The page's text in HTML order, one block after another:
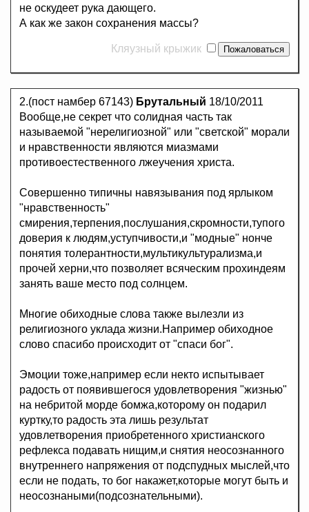
не оскудеет рука дающего.
А как же закон сохранения массы?
Кляузный крыжик
2.(пост намбер 67143) Брутальный 18/10/2011
Вообще,не секрет что солидная часть так
называемой "нерелигиозной" или "светской" морали
и нравственности являются миазмами
противоестественного лжеучения христа.
Совершенно типичны навязывания под ярлыком
"нравственность"
смирения,терпения,послушания,скромности,тупого
доверия к людям,уступчивости,и "модные" нонче
понятия толерантности,мультикультурализма,и
прочей херни,что позволяет всяческим прохиндеям
занять ваше место под солнцем.
Многие обиходные слова также вылезли из
религиозного уклада жизни.Например обиходное
слово спасибо происходит от "спаси бог".
Эмоции тоже,например если некто испытывает
радость от появившегося удовлетворения "жизнью"
на небритой морде бомжа,которому он подарил
куртку,то радость эта лишь результат
удовлетворения приобретенного христианского
рефлекса подавать нищим,и снятия неосознанного
внутреннего напряжения от подспудных мыслей,что
если не подать, то бог накажет,которые могут быть и
неосознаными(подсознательными).